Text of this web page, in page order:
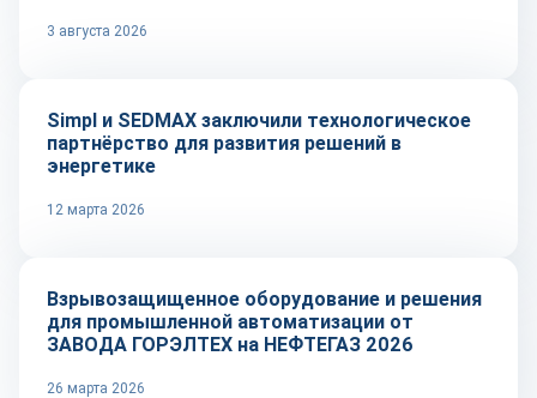
3 августа 2026
Технологии
Simpl и SEDMAX заключили технологическое
партнёрство для развития решений в
энергетике
12 марта 2026
Репортаж
Взрывозащищенное оборудование и решения
для промышленной автоматизации от
ЗАВОДА ГОРЭЛТЕХ на НЕФТЕГАЗ 2026
26 марта 2026